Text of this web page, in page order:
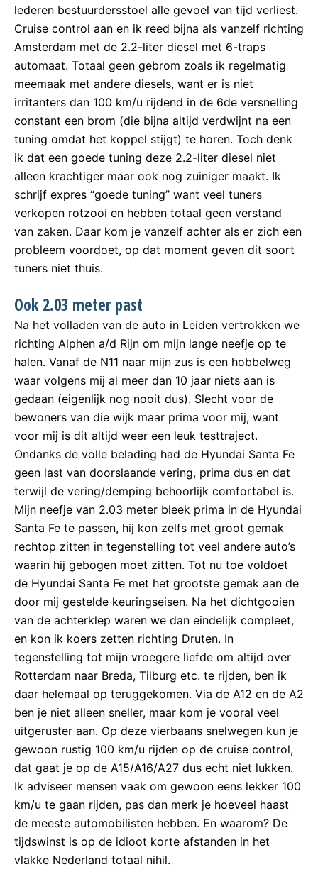
lederen bestuurdersstoel alle gevoel van tijd verliest.
Cruise control aan en ik reed bijna als vanzelf richting
Amsterdam met de 2.2-liter diesel met 6-traps
automaat. Totaal geen gebrom zoals ik regelmatig
meemaak met andere diesels, want er is niet
irritanters dan 100 km/u rijdend in de 6de versnelling
constant een brom (die bijna altijd verdwijnt na een
tuning omdat het koppel stijgt) te horen. Toch denk
ik dat een goede tuning deze 2.2-liter diesel niet
alleen krachtiger maar ook nog zuiniger maakt. Ik
schrijf expres “goede tuning” want veel tuners
verkopen rotzooi en hebben totaal geen verstand
van zaken. Daar kom je vanzelf achter als er zich een
probleem voordoet, op dat moment geven dit soort
tuners niet thuis.
Ook 2.03 meter past
Na het volladen van de auto in Leiden vertrokken we
richting Alphen a/d Rijn om mijn lange neefje op te
halen. Vanaf de N11 naar mijn zus is een hobbelweg
waar volgens mij al meer dan 10 jaar niets aan is
gedaan (eigenlijk nog nooit dus). Slecht voor de
bewoners van die wijk maar prima voor mij, want
voor mij is dit altijd weer een leuk testtraject.
Ondanks de volle belading had de Hyundai Santa Fe
geen last van doorslaande vering, prima dus en dat
terwijl de vering/demping behoorlijk comfortabel is.
Mijn neefje van 2.03 meter bleek prima in de Hyundai
Santa Fe te passen, hij kon zelfs met groot gemak
rechtop zitten in tegenstelling tot veel andere auto’s
waarin hij gebogen moet zitten. Tot nu toe voldoet
de Hyundai Santa Fe met het grootste gemak aan de
door mij gestelde keuringseisen. Na het dichtgooien
van de achterklep waren we dan eindelijk compleet,
en kon ik koers zetten richting Druten. In
tegenstelling tot mijn vroegere liefde om altijd over
Rotterdam naar Breda, Tilburg etc. te rijden, ben ik
daar helemaal op teruggekomen. Via de A12 en de A2
ben je niet alleen sneller, maar kom je vooral veel
uitgeruster aan. Op deze vierbaans snelwegen kun je
gewoon rustig 100 km/u rijden op de cruise control,
dat gaat je op de A15/A16/A27 dus echt niet lukken.
Ik adviseer mensen vaak om gewoon eens lekker 100
km/u te gaan rijden, pas dan merk je hoeveel haast
de meeste automobilisten hebben. En waarom? De
tijdswinst is op de idioot korte afstanden in het
vlakke Nederland totaal nihil.